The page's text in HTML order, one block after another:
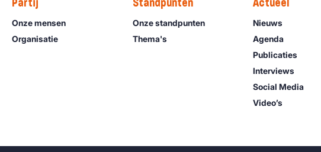
Onze mensen
Organisatie
Onze standpunten
Thema's
Nieuws
Agenda
Publicaties
Interviews
Social Media
Video’s